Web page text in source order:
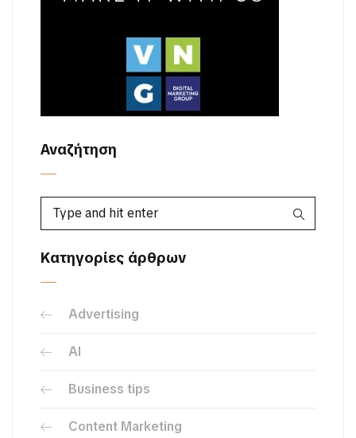
Αναζήτηση
Κατηγορίες άρθρων
Advertising
AI
Business tips
Content Marketing